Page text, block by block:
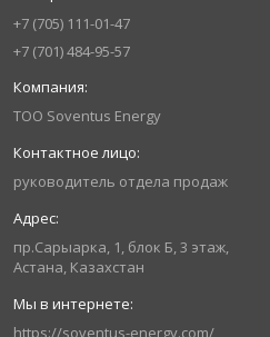
+7 (705) 111-01-47
+7 (701) 484-95-57
ТОО Soventus Energy
руководитель отдела продаж
пр.Сарыарка, 1, блок Б, 3 этаж,
Астана, Казахстан
https://soventus-energy.com/